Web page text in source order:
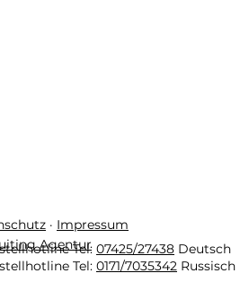
Tel: 07425/27438 Deutsch
Tel: 0171/7035342 Russisch
· Impressum
Agentur